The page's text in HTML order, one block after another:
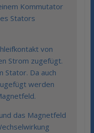
Kommutator
Stators
von
Strom zugefügt.
Stator. Da auch
werden
das Magnetfeld